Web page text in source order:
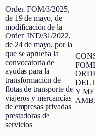
Orden FOM/8/2025,
de 19 de mayo, de
modificación de la
Orden IND/31/2022,
de 24 de mayo, por la
que se aprueba la
convocatoria de
ayudas para la
transformación de
flotas de transporte de
viajeros y mercancías
de empresas privadas
prestadoras de
servicios
Y